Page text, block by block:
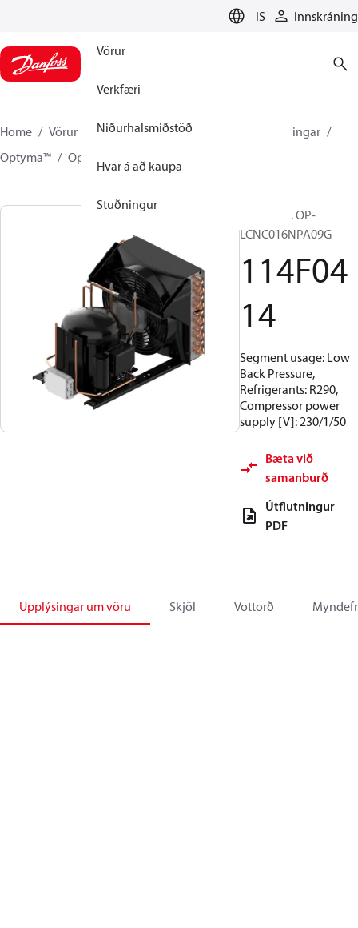
IS Innskráning
Vörur
Verkfæri
Niðurhalsmiðstöð
Hvar á að kaupa
Stuðningur
Home Vörur Climate Solutions kælikerfi
Kælieiningar
Optyma™
Optyma™ 114F0414
Optyma™, OP-
LCNC016NPA09G
114F04
14
Segment usage: Low
Back Pressure,
Refrigerants: R290,
Compressor power
supply [V]: 230/1/50
Bæta við
samanburð
Útflutningur
PDF
Upplýsingar um vöru Skjöl Vottorð